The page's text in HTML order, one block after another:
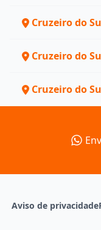
Cruzeiro do
Cruzeiro do
Cruzeiro do
Aviso de privacidade